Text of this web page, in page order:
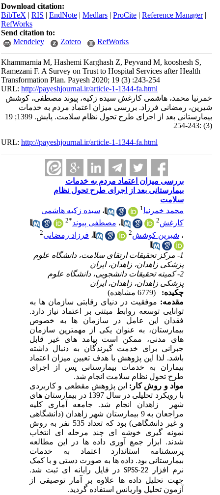
Download citation:
BibTeX|RIS|EndNote|Medlars|ProCite|Reference Manager
RefWorks
Send citation to:
Mendeley
Zotero RefWorks
Khammarnia M, Hashemi Karghash Z, Peyvand M, kooshesh S,
Ramezani F. A Survey on Trust to Hospital Services after Health
Transformation Plan. Payesh 2020; 19 (3) :243-254
URL:http://payeshjournal.ir/article-1-1344-fa.html
خمرنیا محمد، هاشمی کارغش سیده زکیه، پیوند مصطفی، کوشش
شیرین، رمضانی فرزاد. بررسی میزان اعتماد مردم به خدمات
بیمارستانی بعد از اجرای طرح تحول نظام سلامت. پایش. 1399; 19
URL:http://payeshjournal.ir/article-1-1344-fa.html
بررسی میزان اعتماد مردم به خدمات
بیمارستانی بعد از اجرای طرح تحول نظام
سلامت
محمد خمرنیا1 ،سیده زکیه هاشمی
کارغش2 ،مصطفی پیوند*
2
شیرین کوشش2 ،فرزاد رمضانی
1- مرکز تحقیقات ارتقای سلامت، دانشگاه علوم
پزشکی زاهدان، زاهدان، ایران
2- کمیته تحقیقات دانشجویی، دانشگاه علوم
پزشکی زاهدان، زاهدان، ایران
چکیده:
مقدمه: موفقیت در دنیای رقابتی سازمان ها به
توانایی توسعه روابط مبتنی بر اعتماد نیاز دارد.
فقدان این عامل
در سازمان ها به خصوص
بیمارستان، به عنوان یکی از مهمترین سازمان
های مدنی، ممکن است پیامد های غیر قابل
جبرانی برای خدمت گیرندگان به دنبال داشته
باشد. لذااین پژوهش با هدف تعیین میزان اعتماد
بیماران به خدمات بیمارستانی پس از اجرای
طرح تحول نظام سلامت انجام شد.
مواد و روش کار: این پژوهش مقطعی و کاربردی
با رویکرد تحلیلی در سال 1397 در بیمارستان های
شهر زاهدان انجام شد. جامعه آماری کلیه
مراجعان به 9 بیمارستان شهر
زاهدان (دانشگاهی
و غیر دانشگاهی) بود که
تعداد 535 نفر به روش
نمونه گیریخوشه ای چند مرحله ای انتخاب
شدند.ابزار جمع آوری داده ها در این مطالعه
پرسشنامه استاندارد اعتماد به
خدمات
بیمارستانیبود.داده ها به صورت دستی و با کمک
نرم افزار SPSS-22در فایل رایانه ای ثبت شد.
جهت تحلیل داده ها علاوه بر آمار توصیفی از
آزمون تحلیل واریانس استفاده گردید.